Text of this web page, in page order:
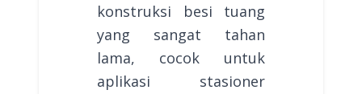
konstruksi besi tuang
yang sangat tahan
lama, cocok untuk
aplikasi stasioner